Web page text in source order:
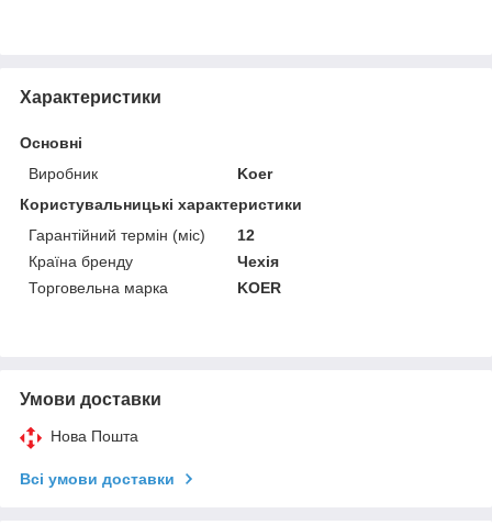
Характеристики
Основні
Виробник
Koer
Користувальницькі характеристики
Гарантійний термін (міс)
12
Країна бренду
Чехія
Торговельна марка
KOER
Умови доставки
Нова Пошта
Всі умови доставки